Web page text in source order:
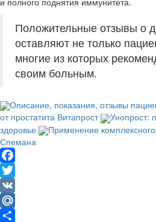
Положительные отзывы о
оставляют не только
многие из которых
своим больным.
Описание, показания, отзывы
от простатита Витапрост
Унопрост:
здоровье
Применение
Спемана
Facebook
Twitter
VK
Mail.Ru